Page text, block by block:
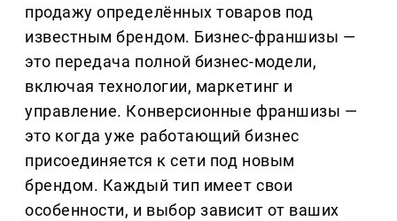
продажу определённых товаров под
известным брендом. Бизнес-франшизы —
это передача полной бизнес-модели,
включая технологии, маркетинг и
управление. Конверсионные франшизы —
это когда уже работающий бизнес
присоединяется к сети под новым
брендом. Каждый тип имеет свои
особенности, и выбор зависит от ваших